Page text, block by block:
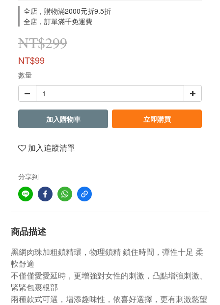
全店，購物滿2000元折9.5折
全店，訂單滿千免運費
NT$299
NT$99
數量
加入購物車 立即購買
加入追蹤清單
分享到
商品描述
黑網肉珠加粗鎖精環，物理鎖精 鎖住時間，彈性十足 柔
軟舒適
不僅僅愛愛延時，更增強對女性的刺激，凸點增強刺激、
緊緊包裹根部
兩種款式可選，增添趣味性，依喜好選擇，更有刺激慾望